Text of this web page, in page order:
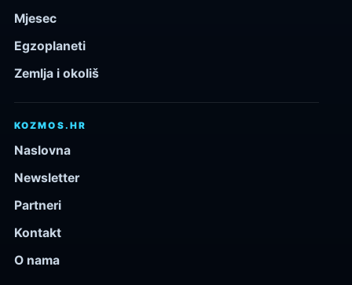
Mjesec
Egzoplaneti
Zemlja i okoliš
KOZMOS.HR
Naslovna
Newsletter
Partneri
Kontakt
O nama